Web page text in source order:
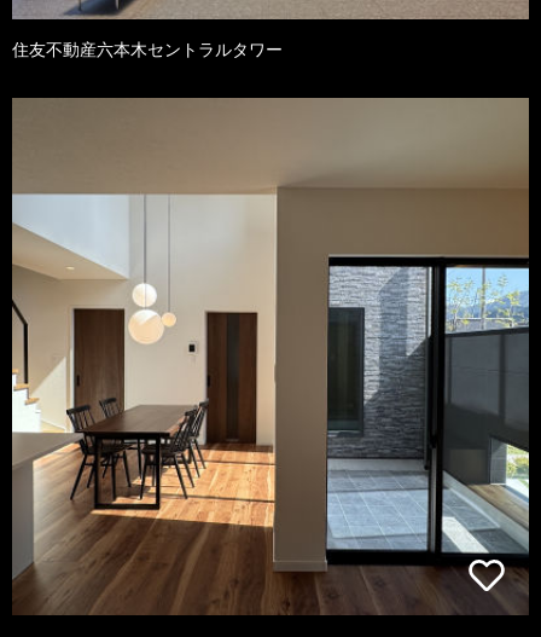
住友不動産六本木セントラルタワー